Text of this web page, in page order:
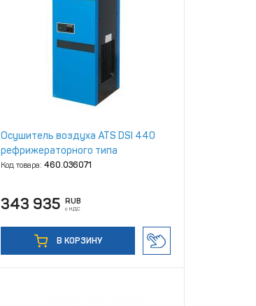
Осушитель воздуха ATS DSI 440
рефрижераторного типа
Код товара:460.036071
343 935 RUB
с НДС
В КОРЗИНУ